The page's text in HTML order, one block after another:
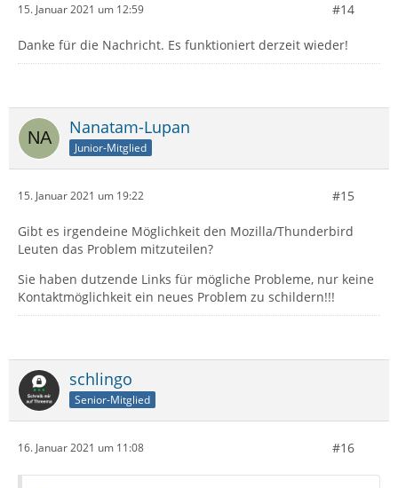
15. Januar 2021 um 12:59 #14
Danke für die Nachricht. Es funktioniert derzeit wieder!
Nanatam-Lupan
Junior-Mitglied
15. Januar 2021 um 19:22 #15
Gibt es irgendeine Möglichkeit den Mozilla/Thunderbird
Leuten das Problem mitzuteilen?
Sie haben dutzende Links für mögliche Probleme, nur keine
Kontaktmöglichkeit ein neues Problem zu schildern!!!
schlingo
Senior-Mitglied
16. Januar 2021 um 11:08 #16